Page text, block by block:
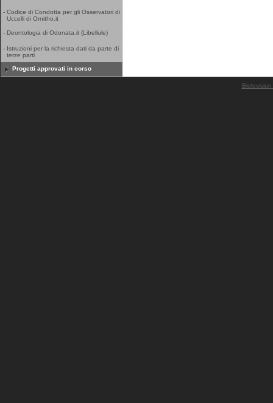
- Codice di Condotta per gli Osservatori di
Uccelli di Ornitho.it
- Deontologia di Odonata.it (Libellule)
- Istruzioni per la richiesta dati da parte di
terze parti
Progetti approvati in corso
Biolovision